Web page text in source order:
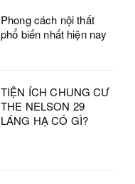
Phong cách nội thất
phổ biến nhất hiện nay
TIỆN ÍCH CHUNG CƯ
THE NELSON 29
LÁNG HẠ CÓ GÌ?